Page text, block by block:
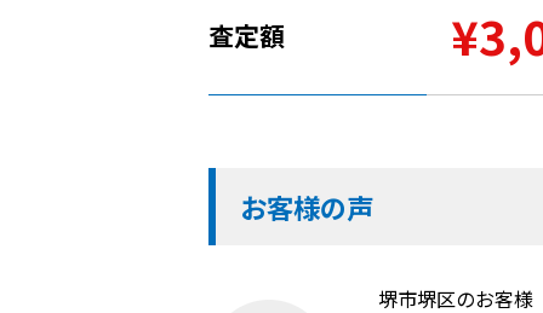
査定額
お客様の声
堺市堺区のお客様